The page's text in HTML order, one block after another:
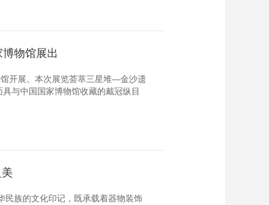
物馆展出
开展。本次展览荟萃三星堆—金沙遗
与中国国家博物馆收藏的戴冠纵目
民族的文化印记，既承载着器物装饰